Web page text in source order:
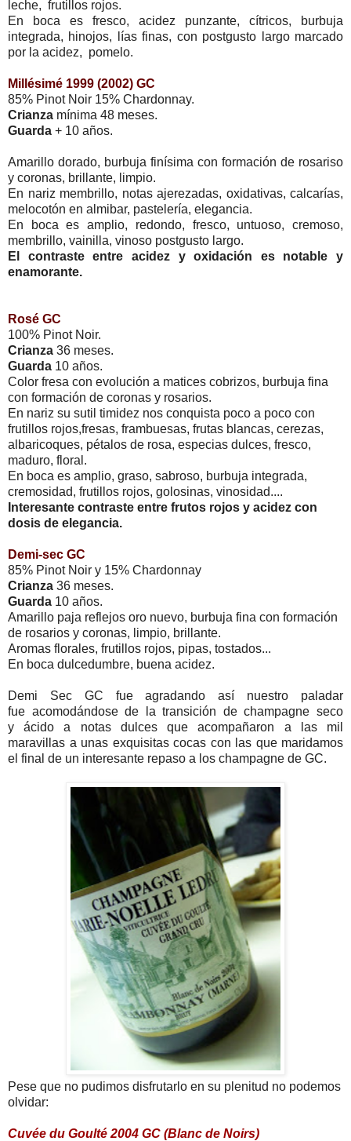
leche, frutillos rojos.
En boca es fresco, acidez punzante, cítricos, burbuja
integrada, hinojos, lías finas, con postgusto largo marcado
por la acidez, pomelo.
Millésimé 1999 (2002) GC
85% Pinot Noir 15% Chardonnay.
Crianza mínima 48 meses.
Guarda + 10 años.
Amarillo dorado, burbuja finísima con formación de rosariso
y coronas, brillante, limpio.
En nariz membrillo, notas ajerezadas, oxidativas, calcarías,
melocotón en almibar, pastelería, elegancia.
En boca es amplio, redondo, fresco, untuoso, cremoso,
membrillo, vainilla, vinoso postgusto largo.
El contraste entre acidez y oxidación es notable y
enamorante.
Rosé GC
100% Pinot Noir.
Crianza 36 meses.
Guarda 10 años.
Color fresa con evolución a matices cobrizos, burbuja fina
con formación de coronas y rosarios.
En nariz su sutil timidez nos conquista poco a poco con
frutillos rojos,fresas, frambuesas, frutas blancas, cerezas,
albaricoques, pétalos de rosa, especias dulces, fresco,
maduro, floral.
En boca es amplio, graso, sabroso, burbuja integrada,
cremosidad, frutillos rojos, golosinas, vinosidad....
Interesante contraste entre frutos rojos y acidez con
dosis de elegancia.
Demi-sec GC
85% Pinot Noir y 15% Chardonnay
Crianza 36 meses.
Guarda 10 años.
Amarillo paja reflejos oro nuevo, burbuja fina con formación
de rosarios y coronas, limpio, brillante.
Aromas florales, frutillos rojos, pipas, tostados...
En boca dulcedumbre, buena acidez.
Demi Sec GC fue agradando así nuestro paladar
fue acomodándose de la transición de champagne seco
y ácido a notas dulces que acompañaron a las mil
maravillas a unas exquisitas cocas con las que maridamos
el final de un interesante repaso a los champagne de GC.
Pese que no pudimos disfrutarlo en su plenitud no podemos
olvidar:
Cuvée du Goulté 2004 GC (Blanc de Noirs)